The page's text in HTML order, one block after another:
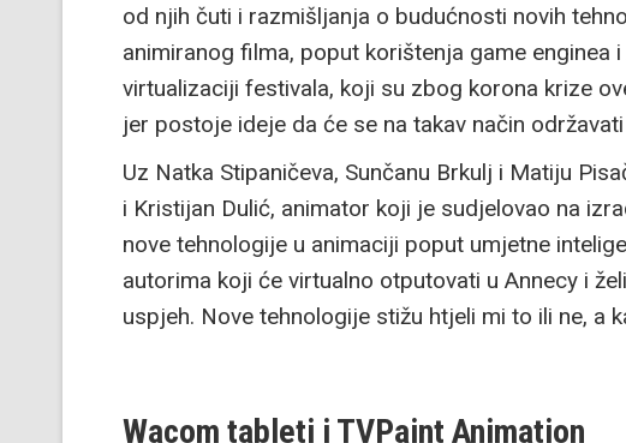
od njih čuti i razmišljanja o budućnosti novih
animiranog filma, poput korištenja game enginea
virtualizaciji festivala, koji su zbog korona krize
jer postoje ideje da će se na takav način
Uz Natka Stipaničeva, Sunčanu Brkulj i Matiju
i Kristijan Dulić, animator koji je sudjelovao na
nove tehnologije u animaciji poput umjetne
autorima koji će virtualno otputovati u Annecy i
uspjeh. Nove tehnologije stižu htjeli mi to ili ne, a
Wacom tableti i TVPaint Animation